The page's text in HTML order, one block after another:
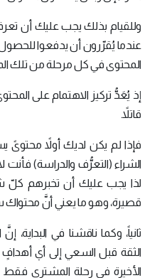
وللقيام بذلك يجب عليك أن
عندما يُقرّرون أن يدفعوا
المحتوى في كل مرحلة من تلك
إذ يُعَدُّ تركيز الاهتمام على
قاتلاً.
فإذا لم يكن لديك أولاً محتوىً
الشراء (التعرُّف والدراسة) فأنت
لذا يجب عليك أن تخبرهم كلّ
قصيرة، وهو ما يعني أنَّ محتواك
ثانياً، وكما ناقشنا في
الثقة قبل السعي إلى أي أهدافٍ
الأخيرة في رحلة المشتري